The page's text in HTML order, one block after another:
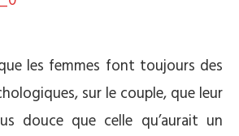
les femmes font toujours des
sur le couple, que leur
douce que celle qu’aurait un